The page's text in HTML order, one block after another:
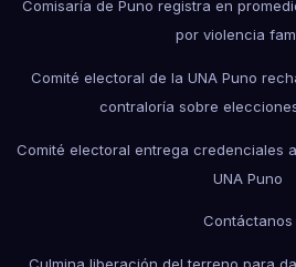
Comisaría de Puno registra en
por violencia
Comité electoral de la UNA Puno
contraloría sobre
Comité electoral entrega credenciales
UNA Puno
Contáctanos